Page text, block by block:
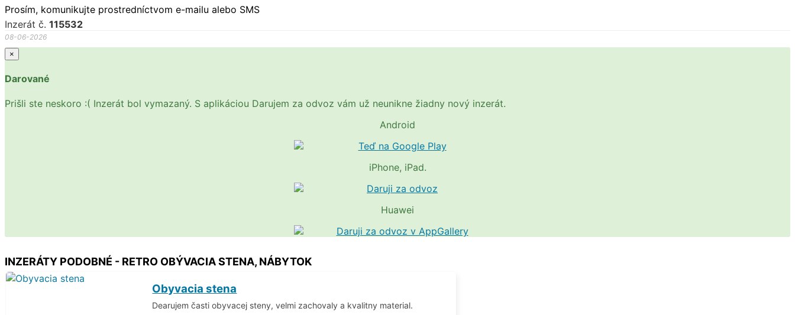
Prosím, komunikujte prostredníctvom e-mailu alebo SMS
Inzerát č. 115532
08-06-2026
×
Darované
Prišli ste neskoro :( Inzerát bol vymazaný. S aplikáciou Darujem za odvoz vám už neunikne žiadny nový inzerát.
Android
iPhone, iPad.
Huawei
INZERÁTY PODOBNÉ - RETRO OBÝVACIA STENA, NÁBYTOK
Obyvacia stena
Dearujem časti obyvacej steny, velmi zachovaly a kvalitny material.